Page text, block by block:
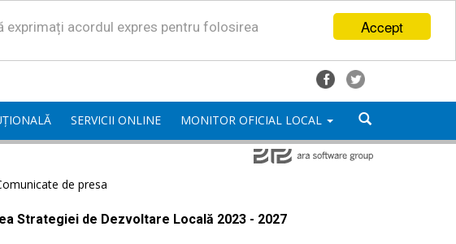
Accept
acordul expres pentru folosirea
SERVICII ONLINE MONITOR OFICIAL LOCAL
de presa
Strategiei de Dezvoltare Locală 2023 - 2027